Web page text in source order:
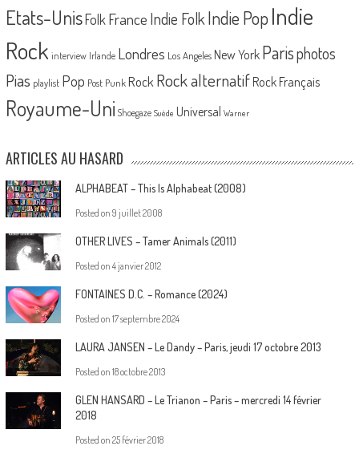
Etats-UnisFolk France Indie FolkIndie PopIndie
Rock interview Irlande Londres Los Angeles New York Parisphotos
Pias playlist Pop Post Punk Rock Rock alternatif Rock Français
Royaume-Uni Shoegaze Suède Universal Warner
ARTICLES AU HASARD
ALPHABEAT – This Is Alphabeat (2008)
Posted on 9 juillet 2008
OTHER LIVES – Tamer Animals (2011)
Posted on 4 janvier 2012
FONTAINES D.C. – Romance (2024)
Posted on 17 septembre 2024
LAURA JANSEN – Le Dandy – Paris, jeudi 17 octobre 2013
Posted on 18 octobre 2013
GLEN HANSARD – Le Trianon – Paris – mercredi 14 février
2018
Posted on 25 février 2018